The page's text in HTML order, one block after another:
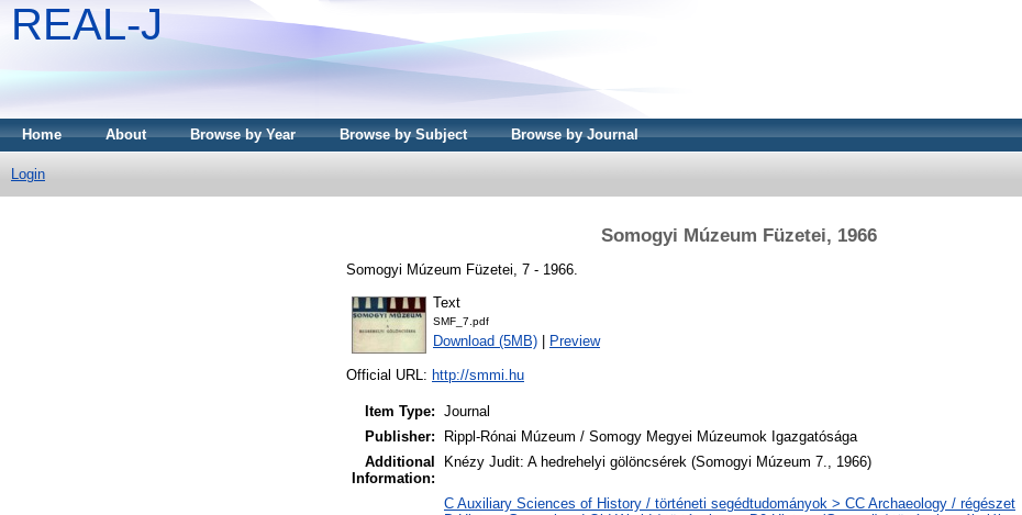
REAL-J
Home About Browse by Year Browse by Subject Browse by Journal
Login
Somogyi Múzeum Füzetei, 1966
Somogyi Múzeum Füzetei, 7 - 1966.
Text
SMF_7.pdf
Download (5MB) Preview
Official URL: http://smmi.hu
Item Type: Journal
Publisher:
Rippl-Rónai Múzeum / Somogy Megyei Múzeumok Igazgatósága
Additional
Information:
Knézy Judit: A hedrehelyi gölöncsérek (Somogyi Múzeum 7., 1966)
C Auxiliary Sciences of History / történeti segédtudományok > CC Archaeology / régészet